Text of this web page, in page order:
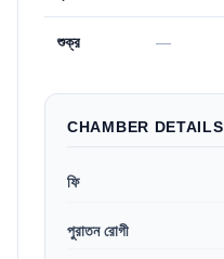
শুক্র —
CHAMBER DETAILS
ফি
পুরাতন রোগী